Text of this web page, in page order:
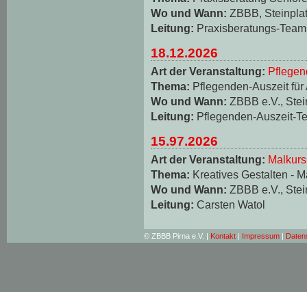
Wo und Wann: ZBBB,
Leitung: Praxisberatungs-Team
18.12.2026
Art der Veranstaltung:
Thema: Pflegenden-Auszeit
Wo und Wann: ZBBB e.V.,
Leitung: Pflegenden-Auszeit-
15.97.2026
Art der Veranstaltung: Malkurs
Thema: Kreatives Gestalten -
Wo und Wann: ZBBB e.V.,
Leitung: Carsten Watol
© ZBBB Pirna e.V. | Kontakt | Impressum |